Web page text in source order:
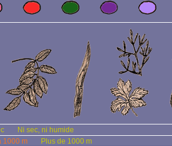
Ni sec, ni humide
1000 m
Plus de 1000 m